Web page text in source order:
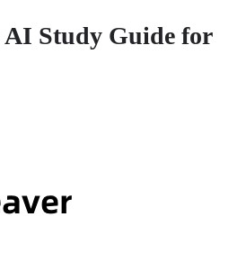
AI Study Guide for